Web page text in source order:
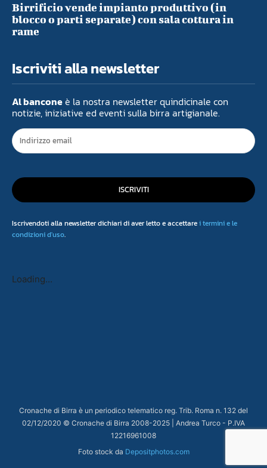
Birrificio vende impianto produttivo (in
blocco o parti separate) con sala cottura in
rame
Iscriviti alla newsletter
Al banconeè la nostra newsletter quindicinale con
notizie, iniziative ed eventi sulla birra artigianale.
ISCRIVITI
Iscrivendoti alla newsletter dichiari di aver letto e accettarei termini e le
condizioni d'uso.
Loading...
Cronache di Birra è un periodico telematico reg. Trib. Roma n. 132 del
02/12/2020 © Cronache di Birra 2008-2025 | Andrea Turco - P.IVA
12216961008
Foto stock da Depositphotos.com